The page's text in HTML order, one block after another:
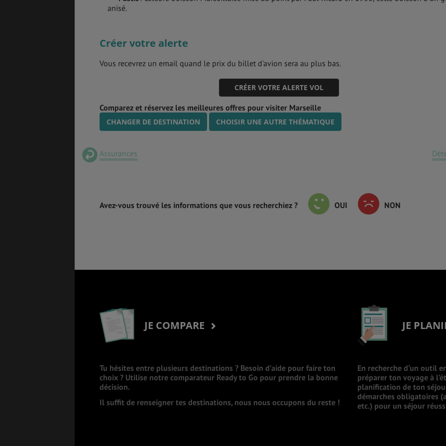
anisé.
Créer votre alerte
Vous recevrez un email quand le prix du billet d'avion sera au plus bas.
CRÉER VOTRE ALERTE VOL
Comparez et réservez les meilleures offres pour visiter Marseille
CHANGER DE DESTINATION CHOISIR UNE AUTRE THÉMATIQUE
Assurances
Avez-vous trouvé les informations que vous recherchiez ? OUI NON
JE COMPARE
Tu hésites entre plusieurs destinations ? Besoin d’aide pour faire ton
choix ? Utilise notre comparateur Ready to Go pour prendre la bonne
décision.
Il suffit de renseigner tes destinations, nous nous occupons du reste !
JE
En recherche d’un outil
préparer ton voyage à
planification de ton
démarches obligatoires
etc.) pour un séjour